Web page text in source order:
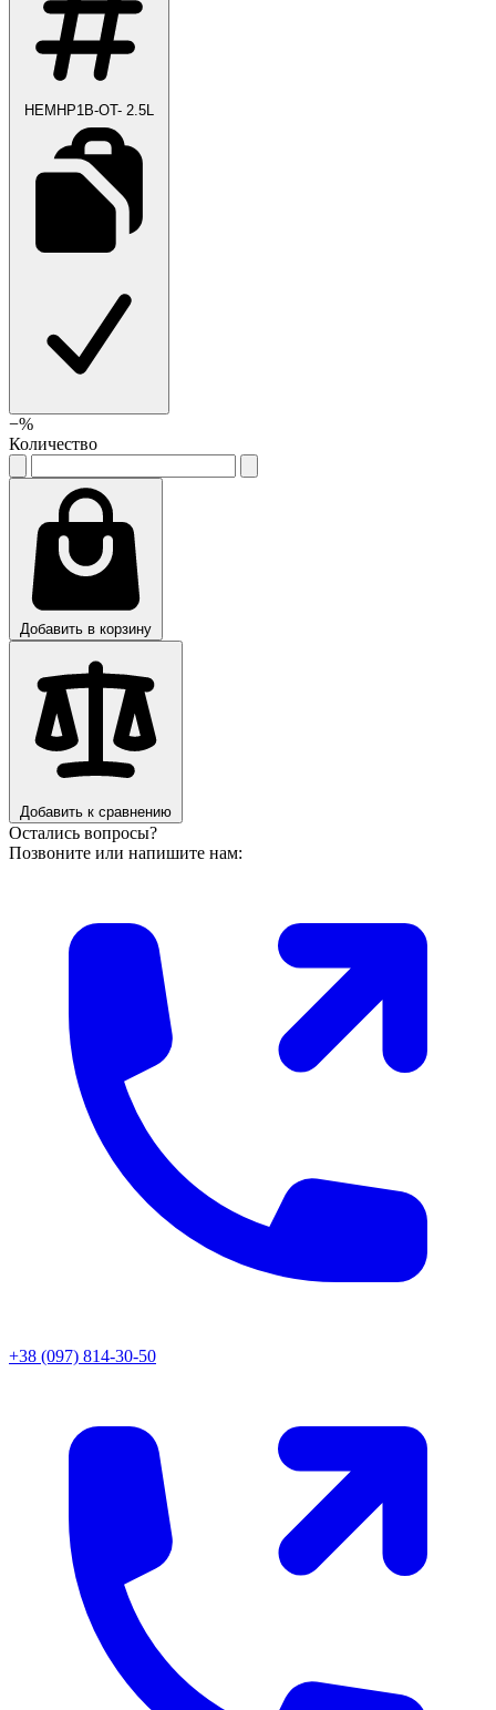
HEMHP1B-OT- 2.5L
−%
Количество
Добавить в корзину
Добавить к сравнению
Остались вопросы?
Позвоните или напишите нам:
+38 (097) 814-30-50